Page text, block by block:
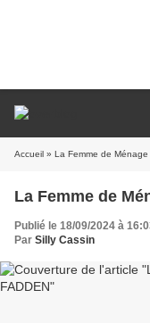
Accueil » La Femme de Ménage
La Femme de
Publié le 18/09/2024 à
Par Silly Cassin